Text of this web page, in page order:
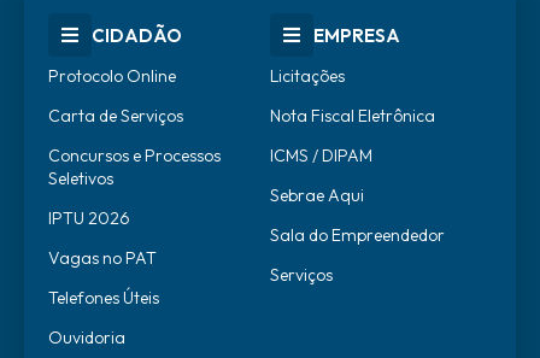
CIDADÃO
Protocolo Online
Carta de Serviços
Concursos e Processos
Seletivos
IPTU 2026
Vagas no PAT
Telefones Úteis
Ouvidoria
EMPRESA
Licitações
Nota Fiscal Eletrônica
ICMS / DIPAM
Sebrae Aqui
Sala do Empreendedor
Serviços